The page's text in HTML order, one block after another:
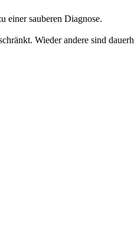
einer sauberen Diagnose.
Wieder andere sind